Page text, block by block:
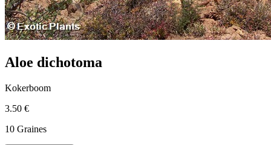
Aloe dichotoma
Kokerboom
3.50 €
10 Graines